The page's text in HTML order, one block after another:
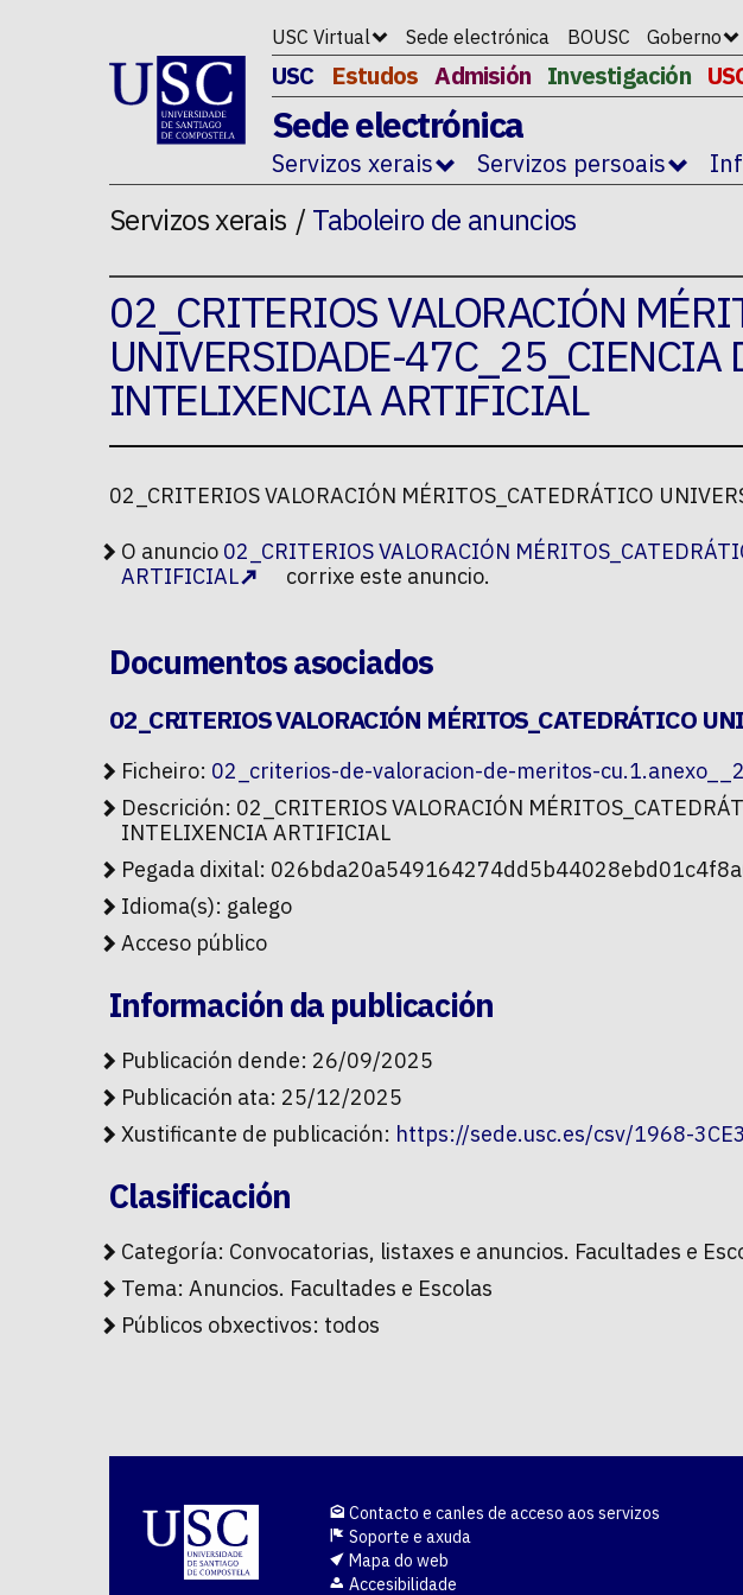
USC Virtual Sede electrónica BOUSC Goberno
USC Estudos Admisión Investigación
Sede electrónica
Servizos xerais Servizos persoais
Servizos xerais Taboleiro de anuncios
02_CRITERIOS VALORACIÓN
UNIVERSIDADE-47C_25_CIENCIA
INTELIXENCIA ARTIFICIAL
02_CRITERIOS VALORACIÓN MÉRITOS_CATEDRÁTICO
O anuncio 02_CRITERIOS VALORACIÓN
ARTIFICIAL
corrixe este anuncio.
Documentos asociados
02_CRITERIOS VALORACIÓN MÉRITOS_CATEDRÁTICO
Ficheiro: 02_criterios-de-valoracion-de-meritos-
Descrición: 02_CRITERIOS VALORACIÓN
INTELIXENCIA ARTIFICIAL
Pegada dixital:
Idioma(s): galego
Acceso público
Información da publicación
Publicación dende: 26/09/2025
Publicación ata: 25/12/2025
Xustificante de publicación: https://sede.usc.es/csv/1968-
Clasificación
Categoría: Convocatorias, listaxes e anuncios. Facultades e
Tema: Anuncios. Facultades e Escolas
Públicos obxectivos: todos
Contacto e canles de acceso aos servizos
Soporte e axuda
Mapa do web
Accesibilidade